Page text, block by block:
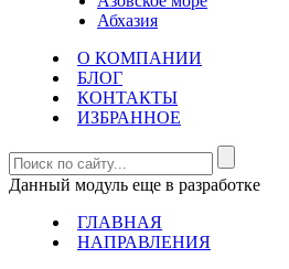
Абхазия
О КОМПАНИИ
БЛОГ
КОНТАКТЫ
ИЗБРАННОЕ
Данный модуль еще в разработке
ГЛАВНАЯ
НАПРАВЛЕНИЯ